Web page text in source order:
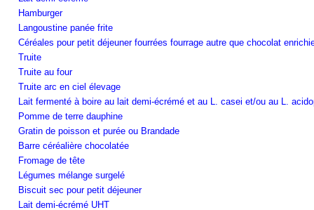
Hamburger
Langoustine panée frite
Céréales pour petit déjeuner fourrées fourrage autre que chocolat
Truite
Truite au four
Truite arc en ciel élevage
Lait fermenté à boire au lait demi-écrémé et au L. casei et/ou au L.
Pomme de terre dauphine
Gratin de poisson et purée ou Brandade
Barre céréalière chocolatée
Fromage de tête
Légumes mélange surgelé
Biscuit sec pour petit déjeuner
Lait demi-écrémé UHT